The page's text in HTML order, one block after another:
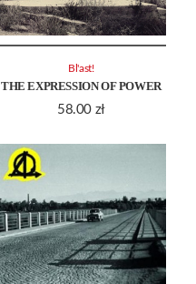
THE EXPRESSION OF POWER
58.00 zł
Bl'ast!